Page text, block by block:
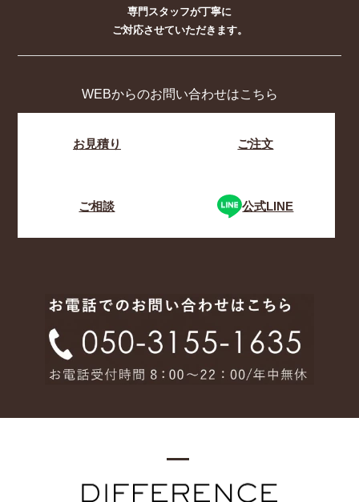
専門スタッフが丁寧に
ご対応させていただきます。
WEBからのお問い合わせはこちら
お見積り ご注文
ご相談 公式LINE